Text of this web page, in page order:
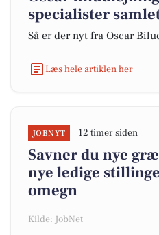
specialister
Så er der nyt fra Oscar
Læs hele artiklen her
JOBNYT 12 timer siden
Savner du nye
nye ledige
omegn
Kilde: JobNet